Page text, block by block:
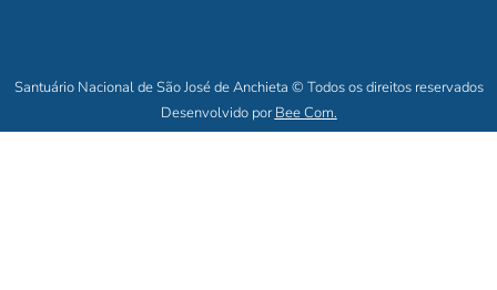
Santuário Nacional de São José de Anchieta © Todos os direitos reservados
Desenvolvido porBee Com.